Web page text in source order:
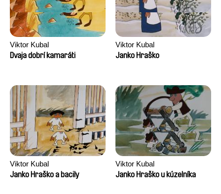
Viktor Kubal
Dvaja dobrí kamaráti
Viktor Kubal
Janko Hraško
Viktor Kubal
Janko Hraško a bacily
Viktor Kubal
Janko Hraško u kúzelníka